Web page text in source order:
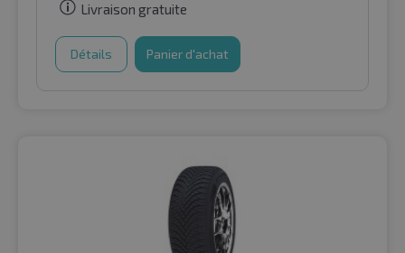
Livraison gratuite
Détails Panier d'achat